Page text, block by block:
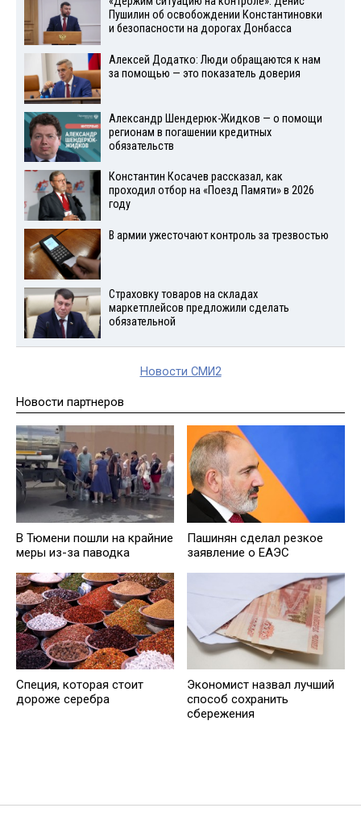
Пушилин об освобождении Константиновки
и безопасности на дорогах Донбасса
Алексей Додатко: Люди обращаются к нам
за помощью — это показатель доверия
Александр Шендерюк-Жидков — о помощи
регионам в погашении кредитных
обязательств
Константин Косачев рассказал, как
проходил отбор на «Поезд Памяти» в 2026
году
В армии ужесточают контроль за трезвостью
Страховку товаров на складах
маркетплейсов предложили сделать
обязательной
Новости СМИ2
Новости партнеров
В Тюмени пошли на крайние
меры из-за паводка
Пашинян сделал резкое
заявление о ЕАЭС
Специя, которая стоит
дороже серебра
Экономист назвал лучший
способ сохранить
сбережения